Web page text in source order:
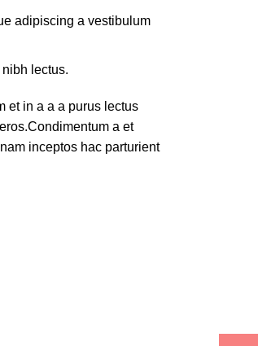
adipiscing a vestibulum
lectus.
et in a a a purus lectus
a et
inceptos hac parturient